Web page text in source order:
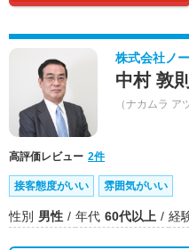
株式会社ノ
中村 敦則
（ナカムラ ア
高評価レビュー 2件
接客態度がいい 雰囲気がいい
性別 男性 年代 60代以上 経